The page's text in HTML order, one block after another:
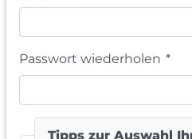
Passwort wiederholen *
Tipps zur Auswahl